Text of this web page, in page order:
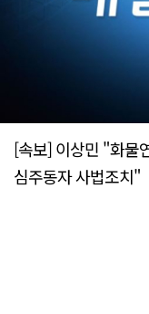
[속보] 이상민 "화물
심주동자 사법조치"